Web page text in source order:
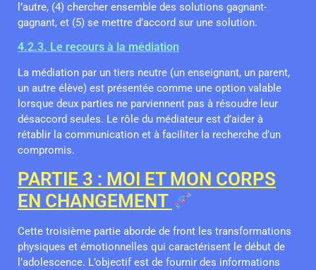
l’autre, (4) chercher ensemble des solutions gagnant-
gagnant, et (5) se mettre d’accord sur une solution.
4.2.3. Le recours à la médiation
La médiation par un tiers neutre (un enseignant, un parent,
un autre élève) est présentée comme une option valable
lorsque deux parties ne parviennent pas à résoudre leur
désaccord seules. Le rôle du médiateur est d’aider à
rétablir la communication et à faciliter la recherche d’un
compromis.
PARTIE 3 : MOI ET MON CORPS
EN CHANGEMENT
Cette troisième partie aborde de front les transformations
physiques et émotionnelles qui caractérisent le début de
l’adolescence. L’objectif est de fournir des informations